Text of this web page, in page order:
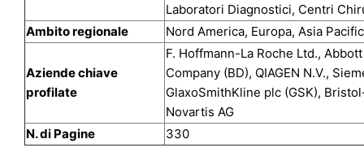
Laboratori Diagnostici, Centri
Ambito regionale
Nord America, Europa, Asia
Aziende chiave
profilate
F. Hoffmann-La Roche Ltd.,
Company (BD), QIAGEN N.V.,
GlaxoSmithKline plc (GSK),
Novartis AG
N. di Pagine
330